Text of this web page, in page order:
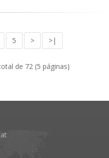
5 > >|
de 72 (5 páginas)